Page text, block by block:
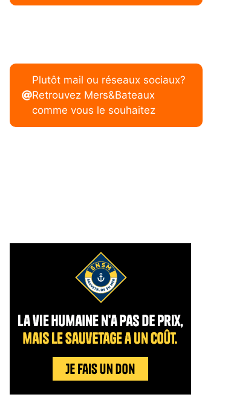
Plutôt mail ou réseaux sociaux?
Retrouvez Mers&Bateaux
comme vous le souhaitez